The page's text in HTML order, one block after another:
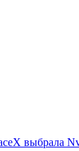
выбрала